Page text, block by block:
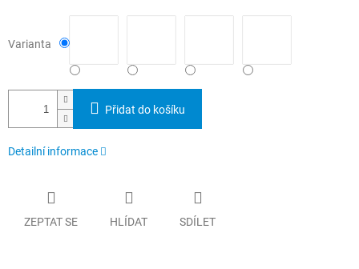
Varianta
Přidat do košíku
Detailní informace
ZEPTAT SE HLÍDAT SDÍLET